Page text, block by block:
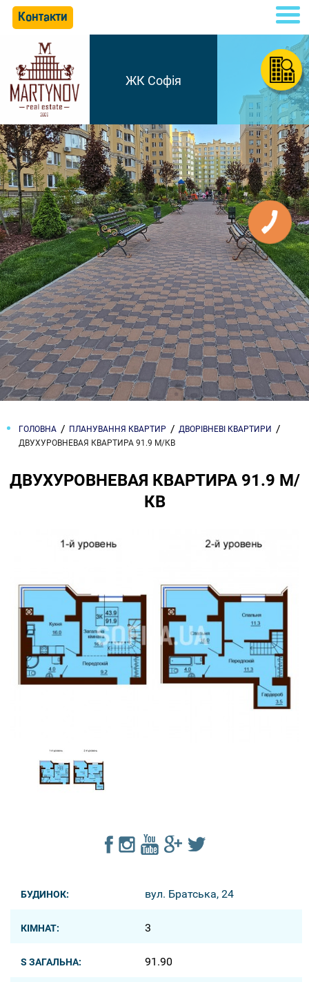
Контакти
ЖК Софія
ГОЛОВНА ПЛАНУВАННЯ КВАРТИР
ДВОРІВНЕВІ КВАРТИРИ
ДВУХУРОВНЕВАЯ КВАРТИРА 91.9 М/КВ
ДВУХУРОВНЕВАЯ КВАРТИРА 91.9 М/
КВ
БУДИНОК: вул. Братська, 24
КІМНАТ: 3
S ЗАГАЛЬНА: 91.90